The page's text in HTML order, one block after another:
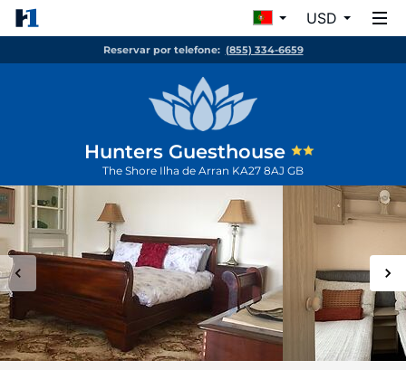
USD
Reservar por telefone: (855) 334-6659
Hunters Guesthouse
The Shore Ilha de Arran KA27 8AJ GB